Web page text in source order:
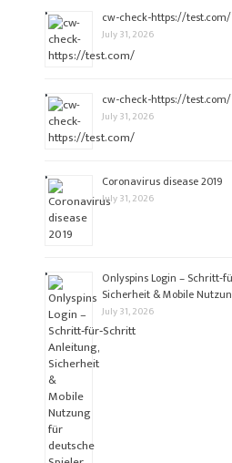
cw-check-https://test.com/
July 31, 2026
cw-check-https://test.com/
July 31, 2026
Coronavirus disease 2019
July 31, 2026
Onlyspins Login –
Sicherheit & Mobile
July 31, 2026